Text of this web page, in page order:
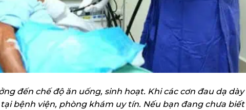
đến chế độ ăn uống, sinh hoạt. Khi các cơn đau dạ dày
bệnh viện, phòng khám uy tín. Nếu bạn đang chưa biết